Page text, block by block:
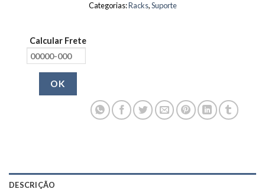
Categorias:Racks,Suporte
Calcular Frete
OK
DESCRIÇÃO